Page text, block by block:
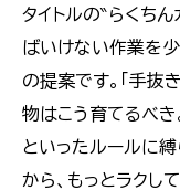
タイトルの‶らくち
ばいけない作業を
の提案です。「手抜
物はこう育てるべき
といったルールに
から、もっとラクし